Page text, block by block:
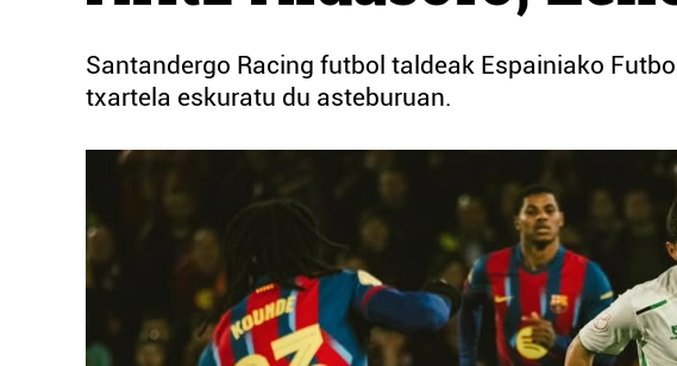
Santandergo Racing futbol taldeak Espainiako
txartela eskuratu du asteburuan.